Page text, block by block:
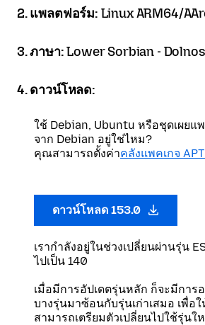
2. แพลตฟอร์ม: Linux ARM64/
3. ภาษา:Lower Sorbian -
4. ดาวน์โหลด:
ใช้ Debian, Ubuntu หรือชุดเผย
จาก Debian อยู่ใช่ไหม?
คุณสามารถตั้งค่าคลังแพคเกจ
ดาวน์โหลด 153.0
เรากำลังอยู่ในช่วงเปลี่ยนผ่านรุ่น
ไปเป็น 140
เมื่อมีการอัปเดตรุ่นหลัก ก็จะมีการ
บางรุ่นมาซ้อนกับรุ่นเก่าเสมอ เพื่อ
สามารถเตรียมตัวเปลี่ยนไปใช้รุ่นใ